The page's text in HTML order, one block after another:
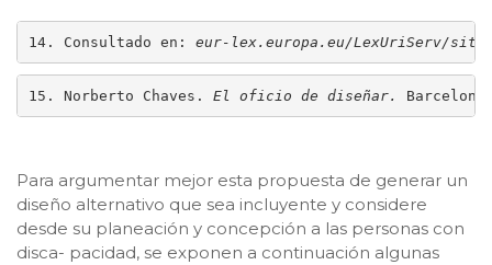
14. Consultado en: eur-lex.europa.eu/LexUriServ/site/
15. Norberto Chaves. El oficio de diseñar.
Para argumentar mejor esta propuesta de generar un
diseño alternativo que sea incluyente y considere
desde su planeación y concepción a las personas con
disca- pacidad, se exponen a continuación algunas